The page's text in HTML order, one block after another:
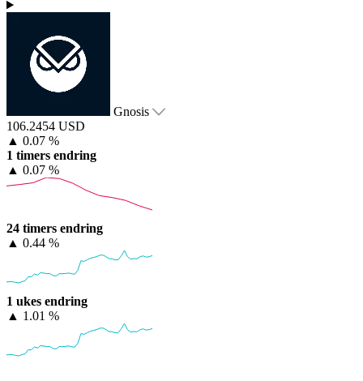
Gnosis
106.2454 USD
▲ 0.07 %
1 timers endring
▲ 0.07 %
24 timers endring
▲ 0.44 %
1 ukes endring
▲ 1.01 %